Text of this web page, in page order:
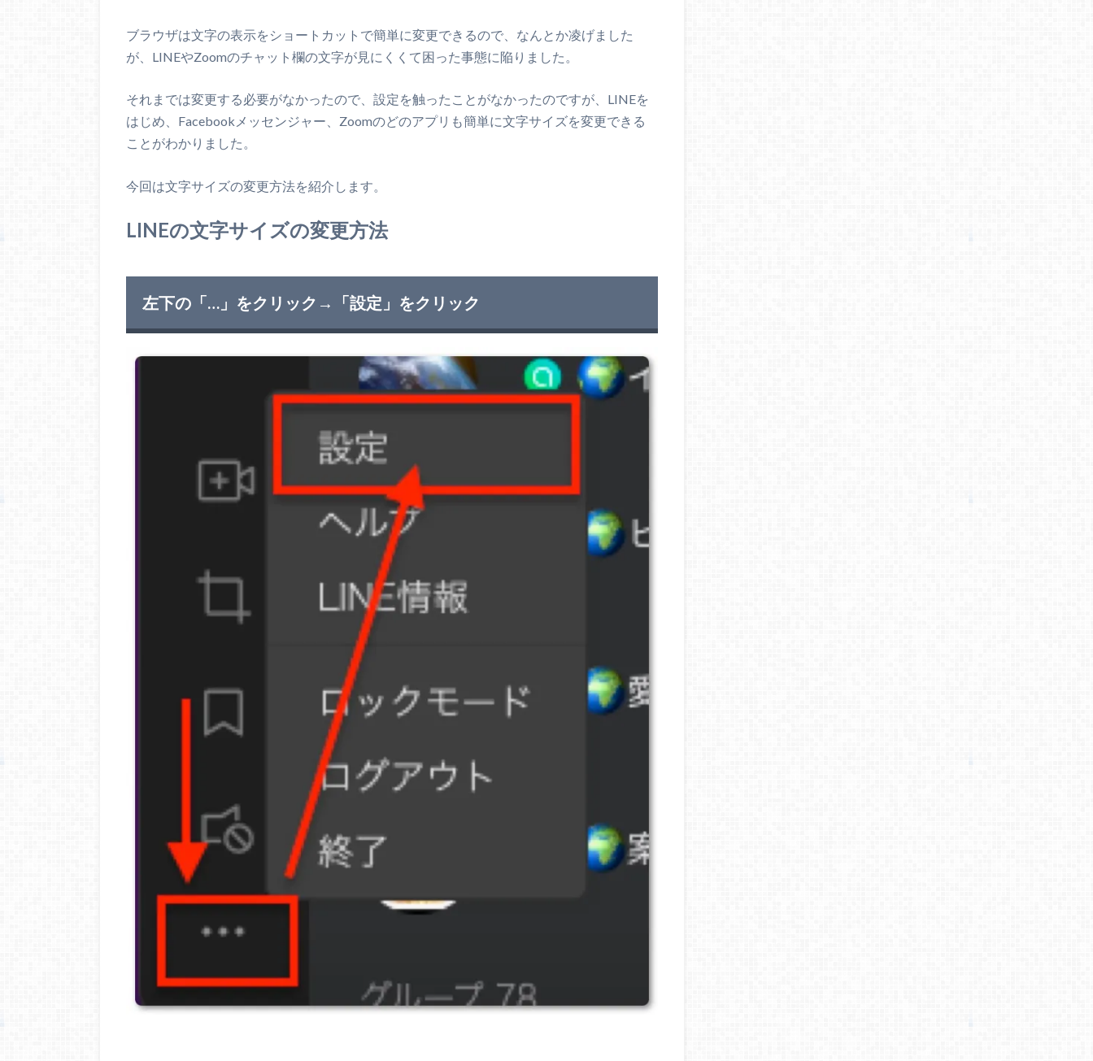
ブラウザは文字の表示をショートカットで簡単に変更できるので、なんとか凌げました
が、LINEやZoomのチャット欄の文字が見にくくて困った事態に陥りました。
それまでは変更する必要がなかったので、設定を触ったことがなかったのですが、LINEを
はじめ、Facebookメッセンジャー、Zoomのどのアプリも簡単に文字サイズを変更できる
ことがわかりました。
今回は文字サイズの変更方法を紹介します。
LINEの文字サイズの変更方法
左下の「…」をクリック→「設定」をクリック